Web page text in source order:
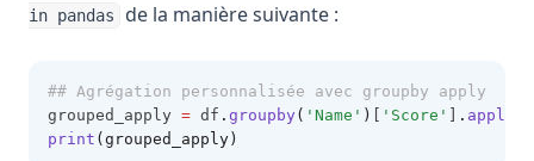
in pandas
de la manière suivante :
## Agrégation personnalisée avec groupby apply
grouped_apply = df . groupby ( 'Name' ) 'Score' . apply
print (grouped_apply)